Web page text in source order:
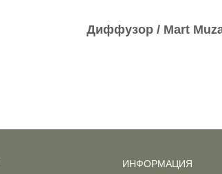
Диффузор / Mart
ИНФОРМАЦИЯ